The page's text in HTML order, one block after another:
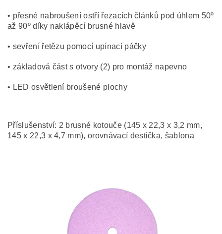
• přesné nabroušení ostří řezacích článků pod úhlem 50º
až 90º díky naklápěcí brusné hlavě
• sevření řetězu pomocí upínací páčky
• základová část s otvory (2) pro montáž napevno
• LED osvětlení broušené plochy
Příslušenství: 2 brusné kotouče (145 x 22,3 x 3,2 mm,
145 x 22,3 x 4,7 mm), orovnávací destička, šablona